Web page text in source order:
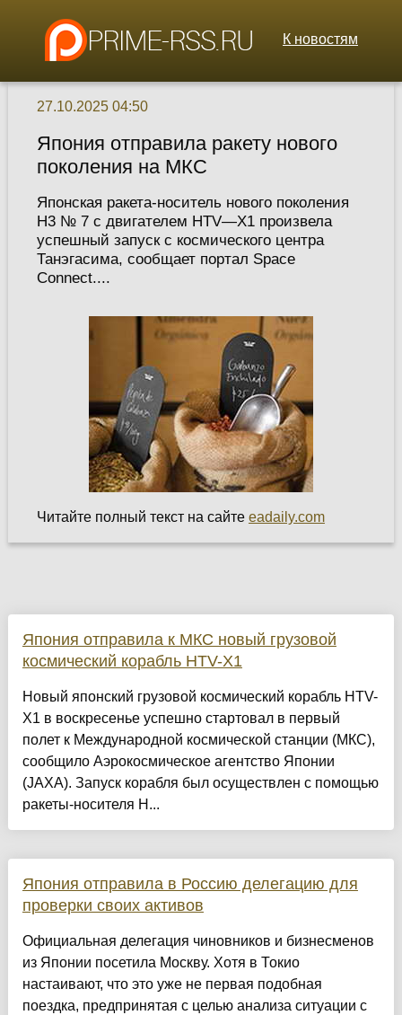
К новостям
27.10.2025 04:50
Япония отправила ракету нового
поколения на МКС
Японская ракета-носитель нового поколения
H3 № 7 с двигателем HTV—X1 произвела
успешный запуск с космического центра
Танэгасима, сообщает портал Space
Connect....
Читайте полный текст на сайте eadaily.com
Япония отправила к МКС новый грузовой
космический корабль HTV-X1
Новый японский грузовой космический корабль HTV-
X1 в воскресенье успешно стартовал в первый
полет к Международной космической станции (МКС),
сообщило Аэрокосмическое агентство Японии
(JAXA). Запуск корабля был осуществлен с помощью
ракеты-носителя H...
Япония отправила в Россию делегацию для
проверки своих активов
Официальная делегация чиновников и бизнесменов
из Японии посетила Москву. Хотя в Токио
настаивают, что это уже не первая подобная
поездка, предпринятая с целью анализа ситуации с